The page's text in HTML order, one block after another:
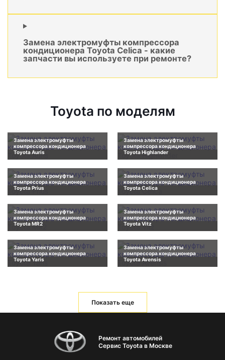
Замена электромуфты компрессора
кондиционера Toyota Celica - какие
запчасти вы используете при ремонте?
Toyota по моделям
Замена электромуфты
компрессора кондиционера
Toyota Auris
Замена электромуфты
компрессора кондиционера
Toyota Highlander
Замена электромуфты
компрессора кондиционера
Toyota Prius
Замена электромуфты
компрессора кондиционера
Toyota Celica
Замена электромуфты
компрессора кондиционера
Toyota MR2
Замена электромуфты
компрессора кондиционера
Toyota Vitz
Замена электромуфты
компрессора кондиционера
Toyota Yaris
Замена электромуфты
компрессора кондиционера
Toyota Avensis
Показать еще
Ремонт автомобилей
Сервис Toyota в Москве